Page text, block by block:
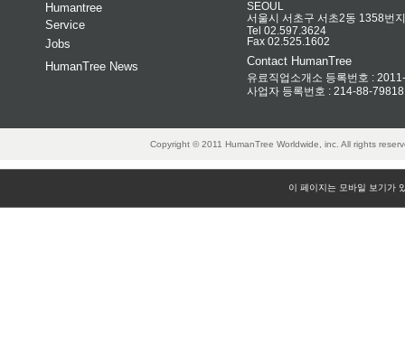
Humantree
Service
Jobs
HumanTree News
SEOUL
서울시 서초구 서초2동 1358번
Tel 02.597.3624
Fax 02.525.1602
Contact HumanTree
유료직업소개소 등록번호 :
사업자 등록번호 : 214-88-79818
Copyright © 2011 HumanTree Worldwide, inc. All rights
이 페이지는 모바일 보기가